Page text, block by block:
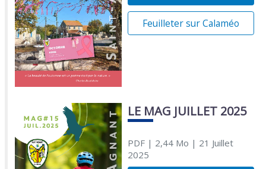
Feuilleter sur Calaméo
LE MAG JUILLET 2025
PDF| 2,44 Mo | 21 Juillet
2025